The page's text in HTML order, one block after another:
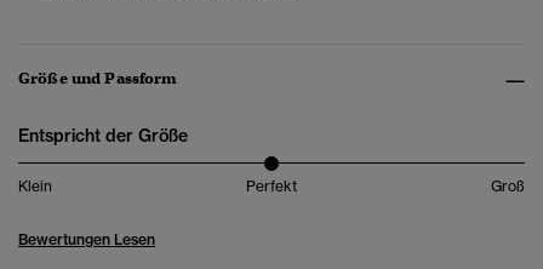
Größe und Passform
Entspricht der Größe
Klein Perfekt Groß
Bewertungen Lesen